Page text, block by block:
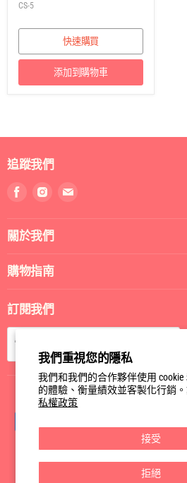
我們重視您的隱私
我們和我們的合作夥伴使用
的體驗、衡量績效並客製化行銷
私權政策
接受
拒絕
CS-5
快速購買
添加到購物車
追蹤我們
們
們
關於我們
購物指南
訂閱我們
電郵